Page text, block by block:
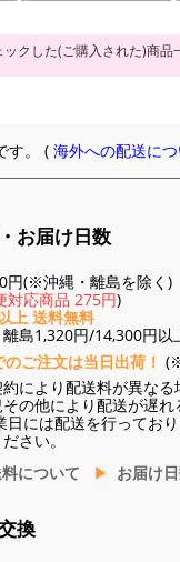
クした(ご購入された)商品
す。 (海外への配送につ
お届け日数
円(※沖縄・離島を除く)
対応商品 275円)
上 送料無料
島1,320円/14,300円以
ご注文は当日出荷！
により配送料が異なる
の他により配送が遅れ
日には配送を行っており
さい。
について
お届け
換